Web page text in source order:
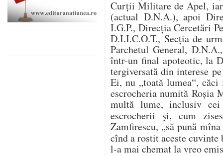
Curţii Militare de Apel,
(actual D.N.A.), apoi
I.G.P., Direcţia Cercetări
D.I.I.C.O.T., Secţia de
Parchetul General,
într-un final apoteotic, la
tergiversată din interese
Ei, nu „toată lumea“,
escrocheria numită Roşia
multă lume, inclusiv cei
escrocherii şi, cum
Zamfirescu, „să pună
cînd a rostit aceste
l-a mai chemat la vreo